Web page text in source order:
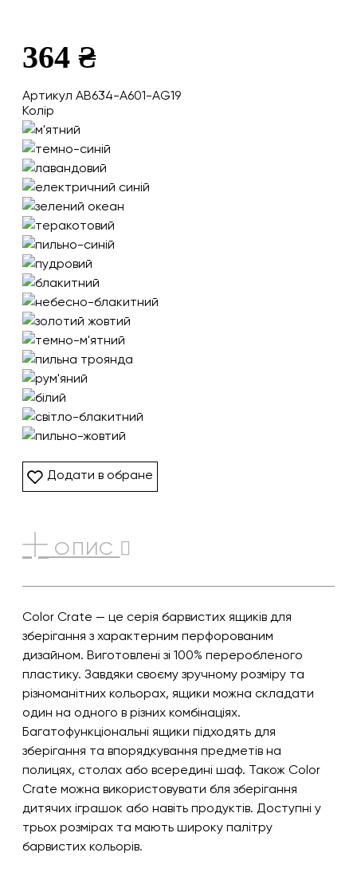
364 ₴
Артикул AB634-A601-AG19
Колір
Додати в обране
ОПИС
Color Crate — це серія барвистих ящиків для
зберігання з характерним перфорованим
дизайном. Виготовлені зі 100% переробленого
пластику. Завдяки своєму зручному розміру та
різноманітних кольорах, ящики можна складати
один на одного в різних комбінаціях.
Багатофункціональні ящики підходять для
зберігання та впорядкування предметів на
полицях, столах або всередині шаф. Також Color
Crate можна використовувати бля зберігання
дитячих іграшок або навіть продуктів. Доступні у
трьох розмірах та мають широку палітру
барвистих кольорів.